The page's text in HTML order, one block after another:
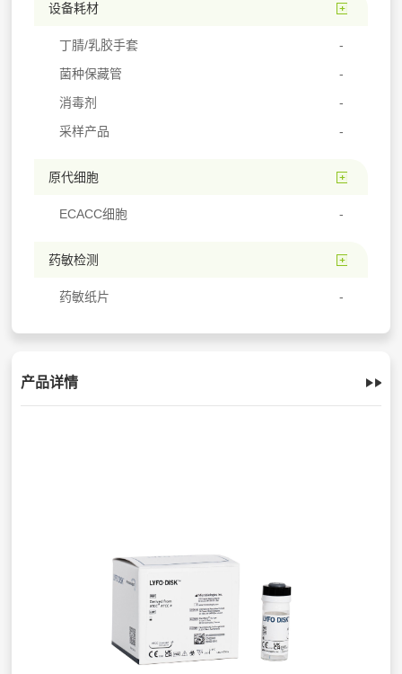
设备耗材
丁腈/乳胶手套
菌种保藏管
消毒剂
采样产品
原代细胞
ECACC细胞
药敏检测
药敏纸片
产品详情